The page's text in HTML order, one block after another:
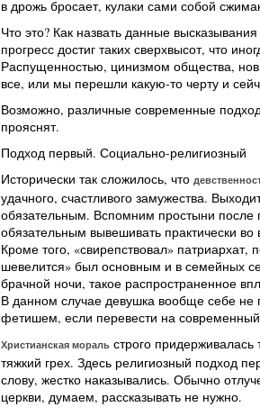
в дрожь бросает, кулаки сами собой
Что это? Как назвать данные
прогресс достиг таких сверхвысот, что
Распущенностью, цинизмом общества,
все, или мы перешли какую-то черту и
Возможно, различные современные
прояснят.
Подход первый. Социально-религиозный
Исторически так сложилось, что
удачного, счастливого замужества.
обязательным. Вспомним простыни после
обязательным вывешивать практически
Кроме того, «свирепствовал»
шевелится» был основным и в семейных
брачной ночи, такое распространенное
В данном случае девушка вообще себе не
фетишем, если перевести на
Христианская моральстрого придерживалась
тяжкий грех. Здесь религиозный подход
слову, жестко наказывались. Обычно
церкви, думаем, рассказывать не нужно.